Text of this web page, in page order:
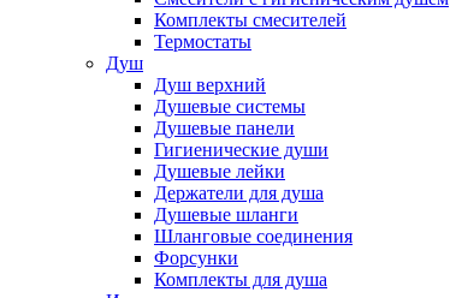
Комплекты смесителей
Термостаты
Душ
Душ верхний
Душевые системы
Душевые панели
Гигиенические души
Душевые лейки
Держатели для душа
Душевые шланги
Шланговые соединения
Форсунки
Комплекты для душа